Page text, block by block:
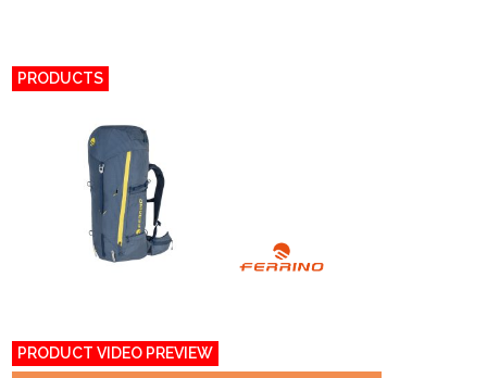
PRODUCTS
PRODUCT VIDEO PREVIEW